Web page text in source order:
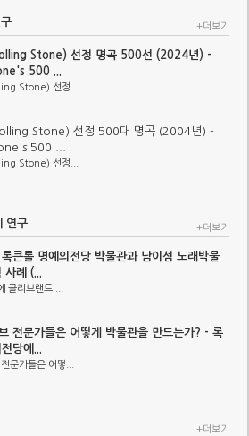
+더보기
Stone) 선정 명곡 500선 (2024년) -
500 ...
Stone) 선정...
Stone) 선정 500대 명곡 (2004년) -
500 ...
Stone) 선정...
연구 +더보기
큰롤 명예의전당 박물관과 남이섬 노래박물
례 (...
클리브랜드 ...
전문가들은 어떻게 박물관을 만드는가? - 록
당에...
문가들은 어떻...
+더보기